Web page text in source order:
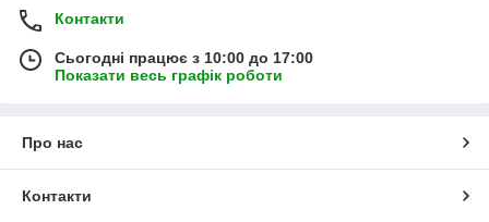
Контакти
Сьогодні працює з 10:00 до 17:00
Показати весь графік роботи
Про нас
Контакти